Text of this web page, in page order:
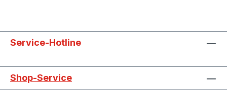
Service-Hotline
Shop-Service